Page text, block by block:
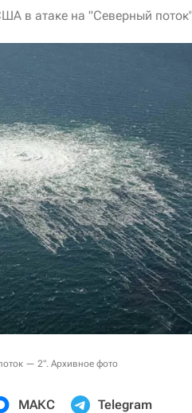
в атаке на "Северный поток"
— 2". Архивное фото
МАКС Telegram